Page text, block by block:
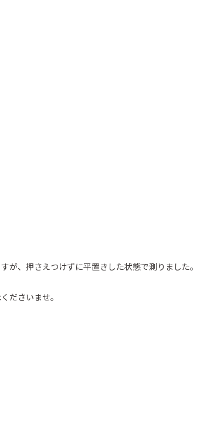
が、押さえつけずに平置きした状態で測りました。
ださいませ。